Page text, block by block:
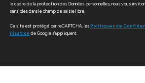
le cadre de la protection des Données personnelles, nous vous
sensibles dans le champ de saisie libre.
Ce site est protégé par reCAPTCHA, lesPolitiques de
ilisation de Google s'appliquent.